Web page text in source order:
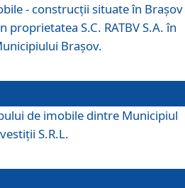
- construcții situate în Brașov
proprietatea S.C. RATBV S.A. în
Brașov.
de imobile dintre Municipiul
S.R.L.